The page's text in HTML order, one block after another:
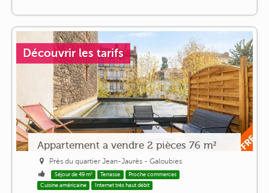
Découvrir les tarifs
Appartement a vendre 2 pièces 76 m²
Près du quartier Jean-Jaurès - Galoubies
Séjour de 49 m² Terrasse
Proche commerces
Cuisine américaine
Internet très haut débit